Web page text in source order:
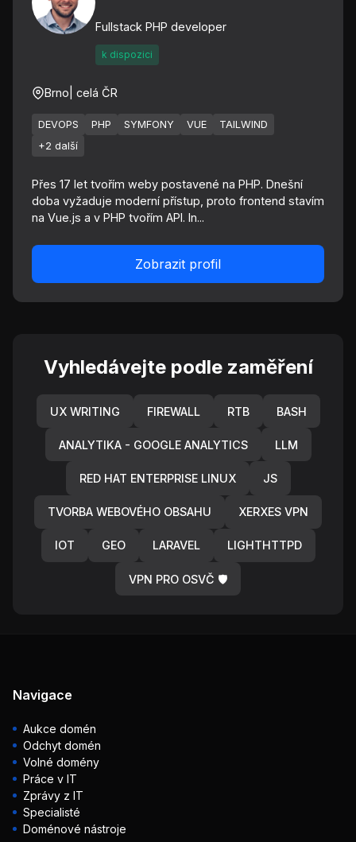
Fullstack PHP developer
k dispozici
Brno | celá ČR
DEVOPS PHP SYMFONY VUE
TAILWIND
+2 další
Přes 17 let tvořím weby postavené na PHP. Dnešní
doba vyžaduje moderní přístup, proto frontend stavím
na Vue.js a v PHP tvořím API. In...
Zobrazit profil
Vyhledávejte podle zaměření
UX WRITING FIREWALL RTB BASH
ANALYTIKA - GOOGLE ANALYTICS LLM
RED HAT ENTERPRISE LINUX JS
TVORBA WEBOVÉHO OBSAHU XERXES VPN
IOT GEO LARAVEL LIGHTHTTPD
VPN PRO OSVČ 🛡️
Navigace
Aukce domén
Odchyt domén
Volné domény
Práce v IT
Zprávy z IT
Specialisté
Doménové nástroje